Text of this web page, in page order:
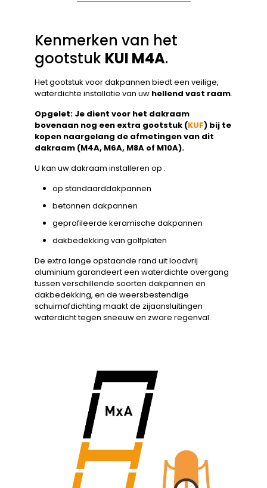
Kenmerken van het
gootstuk KUI M4A.
Het gootstuk voor dakpannen biedt een veilige,
waterdichte installatie van uw hellend vast raam.
Opgelet: Je dient voor het dakraam
bovenaan nog een extra gootstuk (KUF) bij te
kopen naargelang de afmetingen van dit
dakraam (M4A, M6A, M8A of M10A).
U kan uw dakraam installeren op :
op standaarddakpannen
betonnen dakpannen
geprofileerde keramische dakpannen
dakbedekking van golfplaten
De extra lange opstaande rand uit loodvrij
aluminium garandeert een waterdichte overgang
tussen verschillende soorten dakpannen en
dakbedekking, en de weersbestendige
schuimafdichting maakt de zijaansluitingen
waterdicht tegen sneeuw en zware regenval.